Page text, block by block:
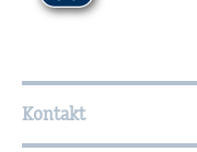
Kontakt